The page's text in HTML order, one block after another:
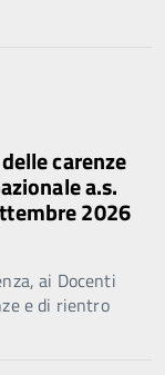
carenze
a.s.
2026
ai Docenti
e di rientro